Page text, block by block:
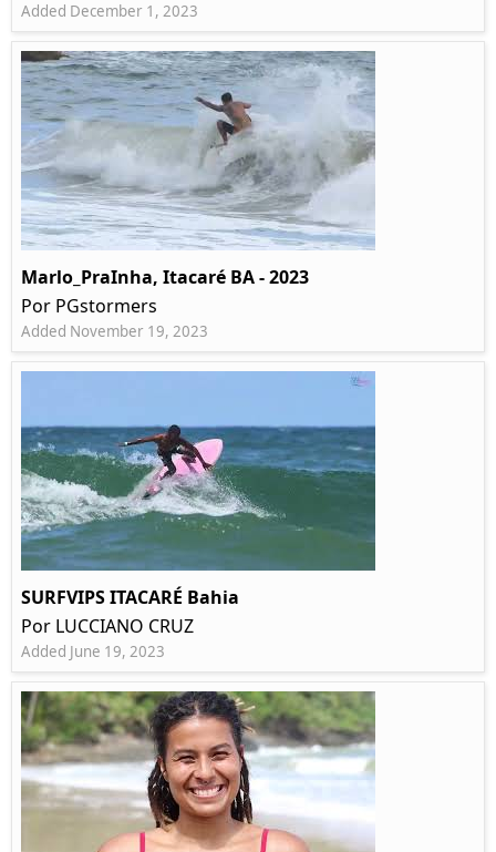
Added December 1, 2023
Marlo_PraInha, Itacaré BA - 2023
Por PGstormers
Added November 19, 2023
SURFVIPS ITACARÉ Bahia
Por LUCCIANO CRUZ
Added June 19, 2023